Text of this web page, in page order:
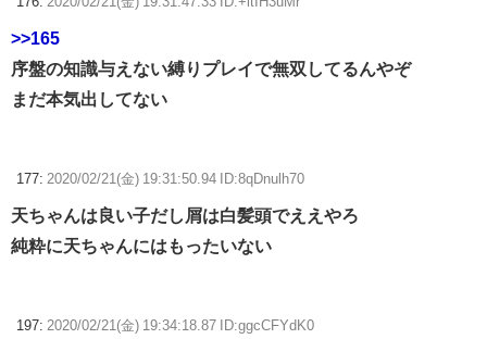
>>165
序盤の知識与えない縛りプレイで無双してるんやぞ
まだ本気出してない
177: 2020/02/21(金) 19:31:50.94 ID:8qDnulh70
天ちゃんは良い子だし屑は白髪頭でええやろ
純粋に天ちゃんにはもったいない
197: 2020/02/21(金) 19:34:18.87 ID:ggcCFYdK0